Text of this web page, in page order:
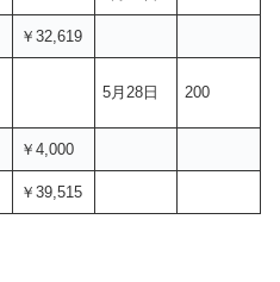
￥32,619
5月28日 200
￥4,000
￥39,515